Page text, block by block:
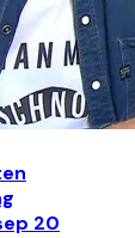
20